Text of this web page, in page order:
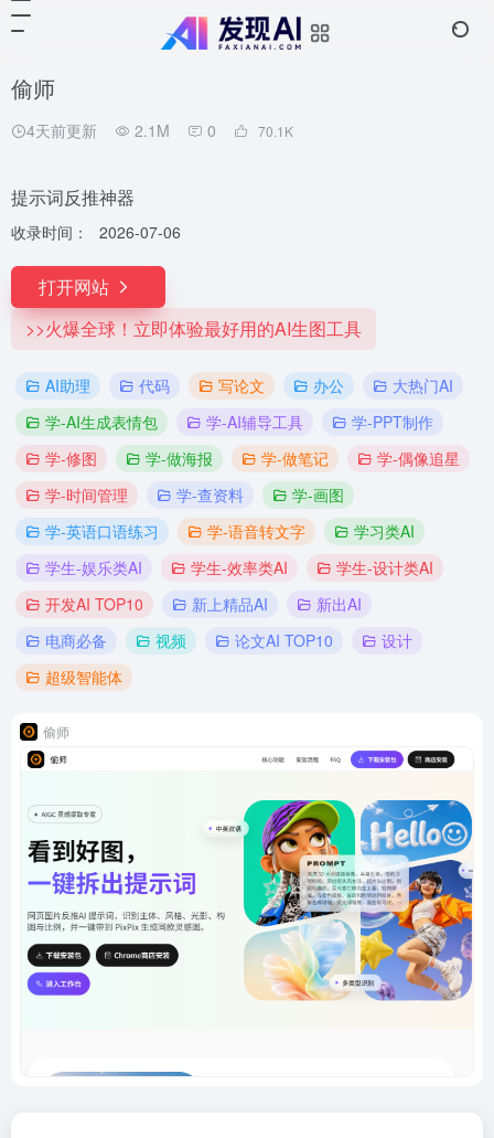
偷师
4天前更新 2.1M 0 70.1 K
提示词反推神器
收录时间： 2026-07-06
打开网站
>>火爆全球！立即体验最好用的AI生图工具
AI助理 代码 写论文 办公
大热门AI
学-AI生成表情包
学-AI辅导工具
学-PPT制作
学-修图
学-做海报 学-做笔记
学-偶像追星
学-时间管理
学-查资料
学-画图
学-英语口语练习
学-语音转文字
学习类AI
学生-娱乐类AI
学生-效率类AI
学生-设计类AI
开发AI TOP10
新上精品AI
新出AI
电商必备
视频 论文AI TOP10
设计
超级智能体
偷师